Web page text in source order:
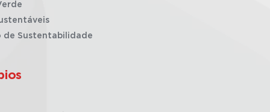
de Sustentabilidade